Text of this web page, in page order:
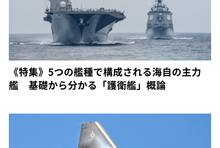
《特集》5つの艦種で構成される海自の主力
艦 基礎から分かる「護衛艦」概論